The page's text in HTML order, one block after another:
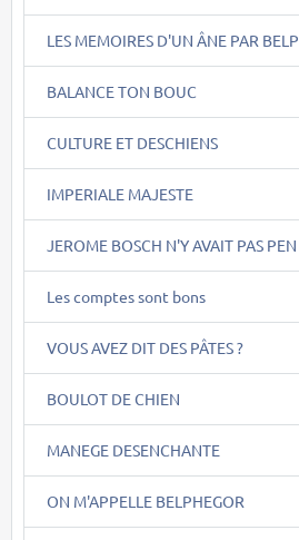
LES MEMOIRES D'UN ÂNE PAR BELP
BALANCE TON BOUC
CULTURE ET DESCHIENS
IMPERIALE MAJESTE
JEROME BOSCH N'Y AVAIT PAS PEN
Les comptes sont bons
VOUS AVEZ DIT DES PÂTES ?
BOULOT DE CHIEN
MANEGE DESENCHANTE
ON M'APPELLE BELPHEGOR